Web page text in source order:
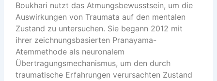
Boukhari nutzt das Atmungsbewusstsein, um die
Auswirkungen von Traumata auf den mentalen
Zustand zu untersuchen. Sie begann 2012 mit
ihrer zeichnungsbasierten Pranayama-
Atemmethode als neuronalem
Übertragungsmechanismus, um den durch
traumatische Erfahrungen verursachten Zustand